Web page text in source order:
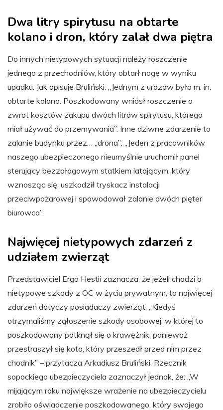
Dwa litry spirytusu na obtarte
kolano i dron, który zalał dwa piętra
Do innych nietypowych sytuacji należy roszczenie
jednego z przechodniów, który obtarł nogę w wyniku
upadku. Jak opisuje Bruliński: „Jednym z urazów było m. in.
obtarte kolano. Poszkodowany wniósł roszczenie o
zwrot kosztów zakupu dwóch litrów spirytusu, którego
miał używać do przemywania”. Inne dziwne zdarzenie to
zalanie budynku przez… „drona”: „Jeden z pracowników
naszego ubezpieczonego nieumyślnie uruchomił panel
sterujący bezzałogowym statkiem latającym, który
wznosząc się, uszkodził tryskacz instalacji
przeciwpożarowej i spowodował zalanie dwóch pięter
biurowca”.
Najwięcej nietypowych zdarzeń z
udziałem zwierząt
Przedstawiciel Ergo Hestii zaznacza, że jeżeli chodzi o
nietypowe szkody z OC w życiu prywatnym, to najwięcej
zdarzeń dotyczy posiadaczy zwierząt: „Kiedyś
otrzymaliśmy zgłoszenie szkody osobowej, w której to
poszkodowany potknął się o krawężnik, ponieważ
przestraszył się kota, który przeszedł przed nim przez
chodnik” – przytacza Arkadiusz Bruliński. Rzecznik
sopockiego ubezpieczyciela zaznaczył jednak, że: „W
mijającym roku największe wrażenie na ubezpieczycielu
zrobiło oświadczenie poszkodowanego, który swojego